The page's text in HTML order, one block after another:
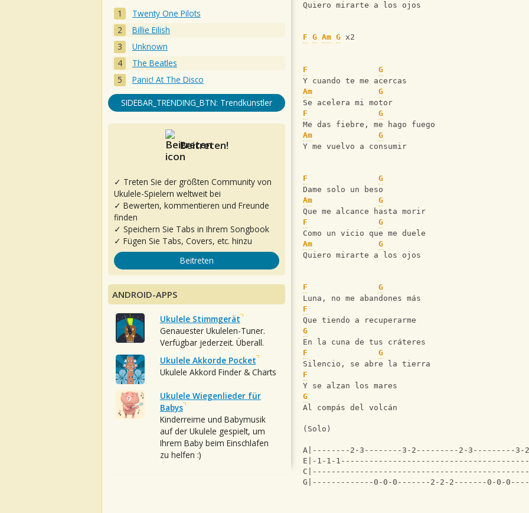
Quiero mirarte a los ojos
F G Am G x2
F
G
Y cuando te me acercas
Am
G
Se acelera mi motor
F
G
Me das fiebre, me hago fuego
Am
G
Y me vuelvo a consumir
F
G
Dame solo un beso
Am
G
Que me alcance hasta morir
F
G
Como un vicio que me duele
Am
G
Quiero mirarte a los ojos
F
G
Luna, no me abandones más
F
Que tiendo a recuperarme
G
En la cuna de tus cráteres
F
G
Silencio, se abre la tierra
F
Y se alzan los mares
G
Al compás del volcán
(Solo)
A|--------2-3--------3-2---------2-3---------3-
E|-1-1-
G|-------------0-0-0-------2-2-2-------0-0-
Twenty One Pilots
Billie Eilish
Unknown
The Beatles
Panic! At The Disco
SIDEBAR_TRENDING_BTN: Trendkünstler
Beitreten!
✓ Treten Sie der größten Community von
Ukulele-Spielern weltweit bei
✓ Bewerten, kommentieren und Freunde
finden
✓ Speichern Sie Tabs in Ihrem Songbook
✓ Fügen Sie Tabs, Covers, etc. hinzu
Beitreten
ANDROID-APPS
Ukulele Stimmgerät
Genauester Ukulelen-Tuner.
Verfügbar jederzeit. Überall.
Ukulele Akkorde Pocket
Ukulele Akkord Finder & Charts
Ukulele Wiegenlieder für
Babys
Kinderreime und Babymusik
auf der Ukulele gespielt, um
Ihrem Baby beim Einschlafen
zu helfen :)